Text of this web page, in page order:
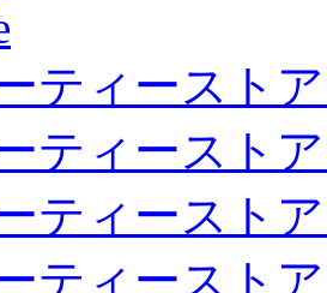
ティースト
ティースト
ティースト
ティースト